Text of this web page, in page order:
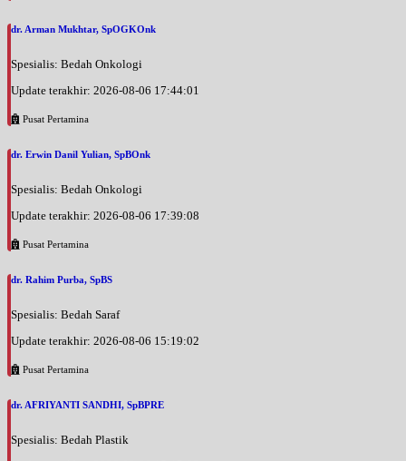
dr. Arman Mukhtar, SpOGKOnk
Spesialis: Bedah Onkologi
Update terakhir: 2026-08-06 17:44:01
Pusat Pertamina
dr. Erwin Danil Yulian, SpBOnk
Spesialis: Bedah Onkologi
Update terakhir: 2026-08-06 17:39:08
Pusat Pertamina
dr. Rahim Purba, SpBS
Spesialis: Bedah Saraf
Update terakhir: 2026-08-06 15:19:02
Pusat Pertamina
dr. AFRIYANTI SANDHI, SpBPRE
Spesialis: Bedah Plastik